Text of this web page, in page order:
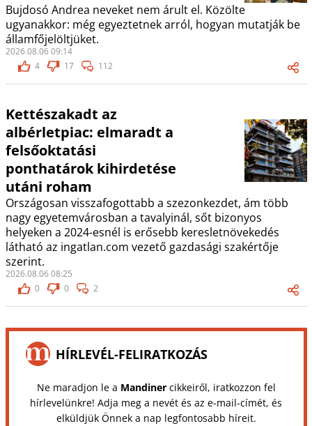
Bujdosó Andrea neveket nem árult el. Közölte
ugyanakkor: még egyeztetnek arról, hogyan mutatják be
államfőjelöltjüket.
2026.08.06 09:14
4
17 112
Kettészakadt az
albérletpiac: elmaradt a
felsőoktatási
ponthatárok kihirdetése
utáni roham
Országosan visszafogottabb a szezonkezdet, ám több
nagy egyetemvárosban a tavalyinál, sőt bizonyos
helyeken a 2024-esnél is erősebb keresletnövekedés
látható az ingatlan.com vezető gazdasági szakértője
szerint.
2026.08.06 08:25
0
0 2
HÍRLEVÉL-FELIRATKOZÁS
Ne maradjon le a Mandinercikkeiről, iratkozzon fel
hírlevelünkre! Adja meg a nevét és az e-mail-címét, és
elküldjük Önnek a nap legfontosabb híreit.